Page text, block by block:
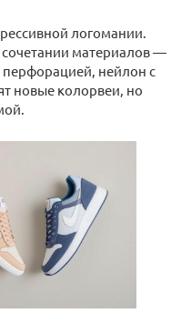
логомании.
материалов —
перфорацией, нейлон с
новые колорвеи, но